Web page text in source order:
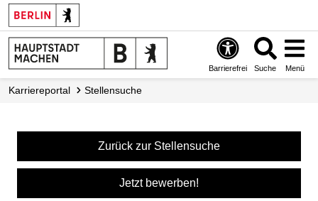
Barrierefrei Suche Menü
Karriereportal Stellensuche
Zurück zur Stellensuche
Jetzt bewerben!